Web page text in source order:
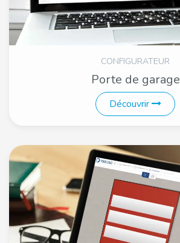
CONFIGURATEUR
Porte de garage
Découvrir